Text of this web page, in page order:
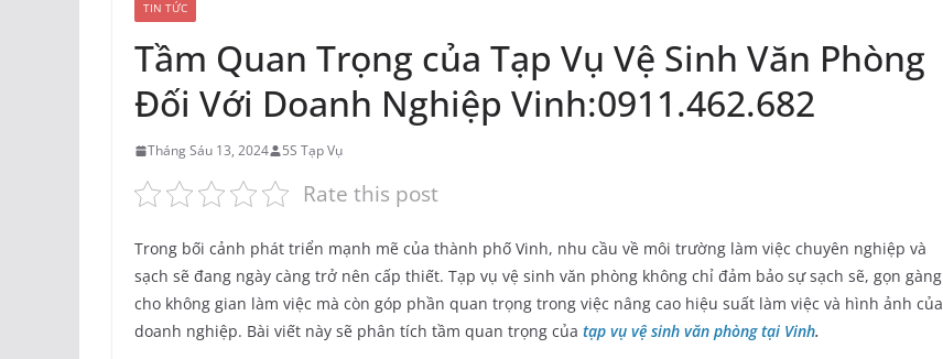
TIN TỨC
Tầm Quan Trọng của Tạp Vụ Vệ Sinh Văn Phòng
Đối Với Doanh Nghiệp Vinh:0911.462.682
Tháng Sáu 13, 2024 5S Tạp Vụ
Rate this post
Trong bối cảnh phát triển mạnh mẽ của thành phố Vinh, nhu cầu về môi trường làm việc chuyên nghiệp và
sạch sẽ đang ngày càng trở nên cấp thiết. Tạp vụ vệ sinh văn phòng không chỉ đảm bảo sự sạch sẽ, gọn gàng
cho không gian làm việc mà còn góp phần quan trọng trong việc nâng cao hiệu suất làm việc và hình ảnh của
doanh nghiệp. Bài viết này sẽ phân tích tầm quan trọng của tạp vụ vệ sinh văn phòng tại Vinh.